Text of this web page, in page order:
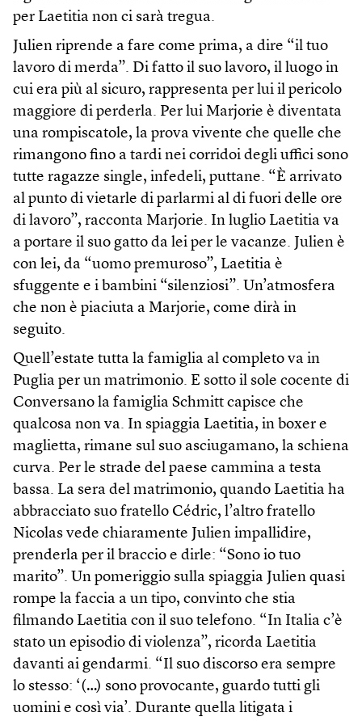
per Laetitia non ci sarà tregua.
Julien riprende a fare come prima, a dire “il tuo
lavoro di merda”. Di fatto il suo lavoro, il luogo in
cui era più al sicuro, rappresenta per lui il pericolo
maggiore di perderla. Per lui Marjorie è diventata
una rompiscatole, la prova vivente che quelle che
rimangono fino a tardi nei corridoi degli uffici sono
tutte ragazze single, infedeli, puttane. “È arrivato
al punto di vietarle di parlarmi al di fuori delle ore
di lavoro”, racconta Marjorie. In luglio Laetitia va
a portare il suo gatto da lei per le vacanze. Julien è
con lei, da “uomo premuroso”, Laetitia è
sfuggente e i bambini “silenziosi”. Un’atmosfera
che non è piaciuta a Marjorie, come dirà in
seguito.
Quell’estate tutta la famiglia al completo va in
Puglia per un matrimonio. E sotto il sole cocente di
Conversano la famiglia Schmitt capisce che
qualcosa non va. In spiaggia Laetitia, in boxer e
maglietta, rimane sul suo asciugamano, la schiena
curva. Per le strade del paese cammina a testa
bassa. La sera del matrimonio, quando Laetitia ha
abbracciato suo fratello Cédric, l’altro fratello
Nicolas vede chiaramente Julien impallidire,
prenderla per il braccio e dirle: “Sono io tuo
marito”. Un pomeriggio sulla spiaggia Julien quasi
rompe la faccia a un tipo, convinto che stia
filmando Laetitia con il suo telefono. “In Italia c’è
stato un episodio di violenza”, ricorda Laetitia
davanti ai gendarmi. “Il suo discorso era sempre
lo stesso: ‘(…) sono provocante, guardo tutti gli
uomini e così via’. Durante quella litigata i